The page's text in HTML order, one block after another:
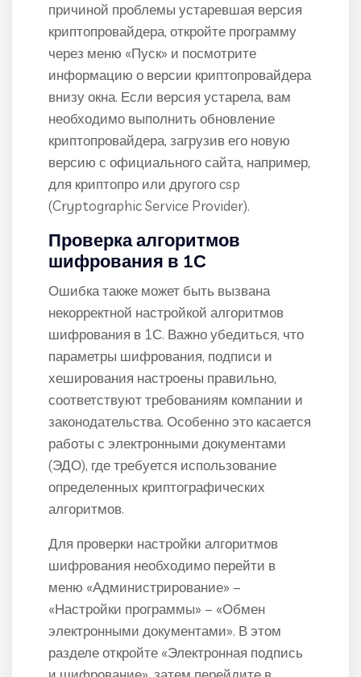
причиной проблемы устаревшая версия
криптопровайдера, откройте программу
через меню «Пуск» и посмотрите
информацию о версии криптопровайдера
внизу окна. Если версия устарела, вам
необходимо выполнить обновление
криптопровайдера, загрузив его новую
версию с официального сайта, например,
для криптопро или другого csp
(Cryptographic Service Provider).
Проверка алгоритмов
шифрования в 1С
Ошибка также может быть вызвана
некорректной настройкой алгоритмов
шифрования в 1С. Важно убедиться, что
параметры шифрования, подписи и
хеширования настроены правильно,
соответствуют требованиям компании и
законодательства. Особенно это касается
работы с электронными документами
(ЭДО), где требуется использование
определенных криптографических
алгоритмов.
Для проверки настройки алгоритмов
шифрования необходимо перейти в
меню «Администрирование» –
«Настройки программы» – «Обмен
электронными документами». В этом
разделе откройте «Электронная подпись